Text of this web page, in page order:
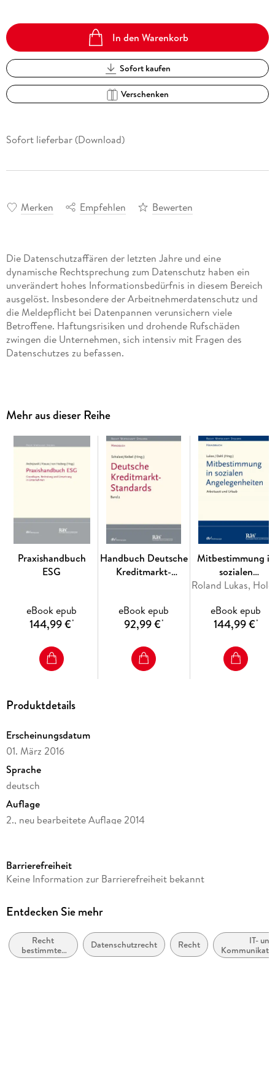
In den Warenkorb
Sofort kaufen
Verschenken
Sofort lieferbar (Download)
Merken Empfehlen Bewerten
Die Datenschutzaffären der letzten Jahre und eine
dynamische Rechtsprechung zum Datenschutz haben ein
unverändert hohes Informationsbedürfnis in diesem Bereich
ausgelöst. Insbesondere der Arbeitnehmerdatenschutz und
die Meldepflicht bei Datenpannen verunsichern viele
Betroffene. Haftungsrisiken und drohende Rufschäden
zwingen die Unternehmen, sich intensiv mit Fragen des
Autoren, selbst erfahrene Rechtsberater und Trainer bei
einschlägigen Seminaren und Workshops, beschreiben u. a.
die Risiken beim Umgang mit Daten und geben Tipps zur
Abstimmung konkret geplanter Maßnahmen mit
Datenschutz-Aufsichtsbehörden.
Zudem bietet die Neuauflage ein neues umfangreiches
Praktiker-Glossar, in dem wesentliche Begriffe des
Datenschutzes in den Kontext gestellt und anschaulich
erklärt werden. Neu hinzugekommen sind weiterhin
übersichtliche Handlungshilfen für Datenschutz-Praktiker,
die die operative und strategische Implementierung des
Datenschutzes im Unternehmen erleichtern.
Mehr aus dieser Reihe
Praxishandbuch
ESG
eBook epub
144,99 €*
Handbuch Deutsche
Kreditmarkt-
eBook epub
92,99 €*
Mitbestimmung in
sozialen
Angelegenheiten,
eBook epub
144,99 €*
Produktdetails
Erscheinungsdatum
01. März 2016
Sprache
deutsch
Auflage
2., neu bearbeitete Auflage 2014
Dateigröße
Reihe
Autor/Autorin
Jyn Schultze-Melling, Tim Wybitul
Barrierefreiheit
Keine Information zur Barrierefreiheit bekannt
Entdecken Sie mehr
Recht
bestimmter
Jurisdiktionen
Datenschutzrecht Recht
IT- und